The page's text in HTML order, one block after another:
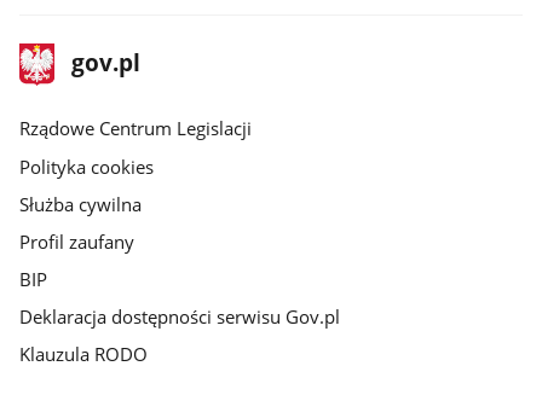
stopka
gov.plStrona
gov.pl
Rządowe Centrum Legislacji
Polityka cookies
Służba cywilna
Profil zaufany
BIP
Deklaracja dostępności serwisu Gov.pl
Klauzula RODO